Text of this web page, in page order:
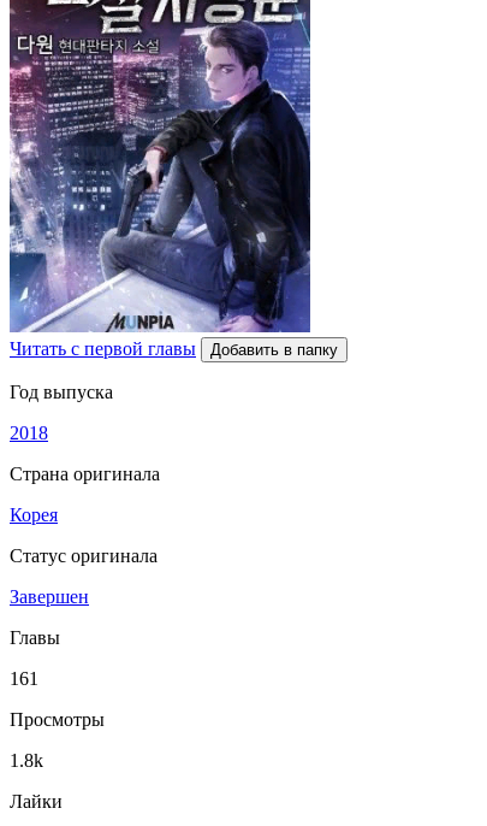
Читать с первой главы Добавить в папку
Год выпуска
2018
Страна оригинала
Корея
Статус оригинала
Завершен
Главы
161
Просмотры
1.8k
Лайки